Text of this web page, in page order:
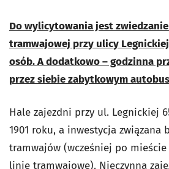
Do wylicytowania jest
tramwajowej przy ulicy
osób. A dodatkowo – godzinna
przez siebie zabytkowym
Hale zajezdni przy ul. Legnickiej
1901 roku, a inwestycja związana
tramwajów (wcześniej po mieście
linie tramwajowe). Nieczynna